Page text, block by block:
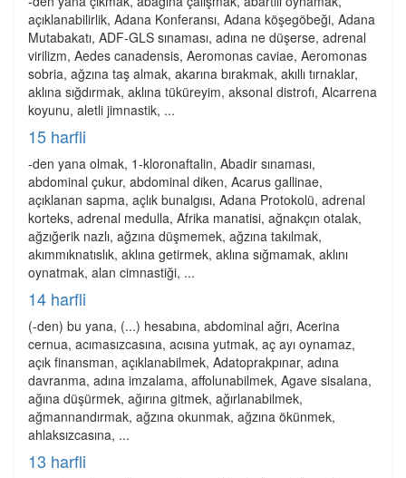
açıklanabilirlik, Adana Konferansı, Adana köşegöbeği, Adana
Mutabakatı, ADF-GLS sınaması, adına ne düşerse, adrenal
virilizm, Aedes canadensis, Aeromonas caviae, Aeromonas
sobria, ağzına taş almak, akarına bırakmak, akıllı tırnaklar,
aklına sığdırmak, aklına tüküreyim, aksonal distrofı, Alcarrena
koyunu, aletli jimnastik, ...
15 harfli
-den yana olmak, 1-kloronaftalin, Abadir sınaması,
abdominal çukur, abdominal diken, Acarus gallinae,
açıklanan sapma, açlık bunalgısı, Adana Protokolü, adrenal
korteks, adrenal medulla, Afrika manatisi, ağnakçın otalak,
ağzığerik nazlı, ağzına düşmemek, ağzına takılmak,
akımmıknatıslık, aklına getirmek, aklına sığmamak, aklını
oynatmak, alan cimnastiği, ...
14 harfli
(-den) bu yana, (...) hesabına, abdominal ağrı, Acerina
cernua, acımasızcasına, acısına yutmak, aç ayı oynamaz,
açık finansman, açıklanabilmek, Adatoprakpınar, adına
davranma, adına imzalama, affolunabilmek, Agave sisalana,
ağına düşürmek, ağırına gitmek, ağırlanabilmek,
ağmannandırmak, ağzına okunmak, ağzına ökünmek,
ahlaksızcasına, ...
13 harfli